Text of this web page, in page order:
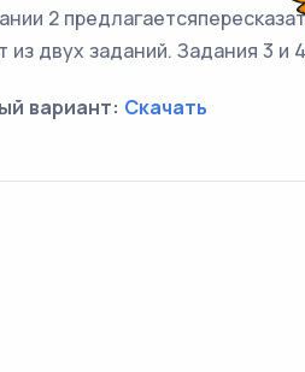
2
из двух заданий. Задания 3
вариант: Скачать